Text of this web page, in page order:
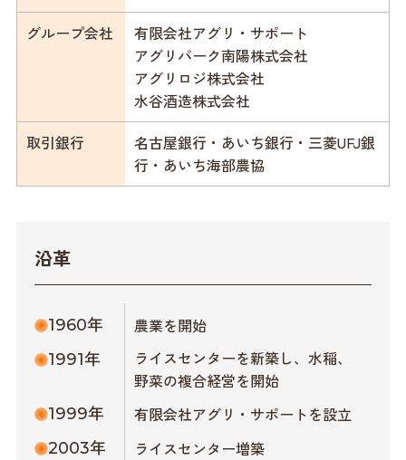
グループ会社
有限会社アグリ・サポート
アグリパーク南陽株式会社
アグリロジ株式会社
水谷酒造株式会社
取引銀行
名古屋銀行・あいち銀行・三菱UFJ銀
行・あいち海部農協
沿革
1960年 農業を開始
1991年
ライスセンターを新築し、水稲、
野菜の複合経営を開始
1999年 有限会社アグリ・サポートを設立
2003年 ライスセンター増築